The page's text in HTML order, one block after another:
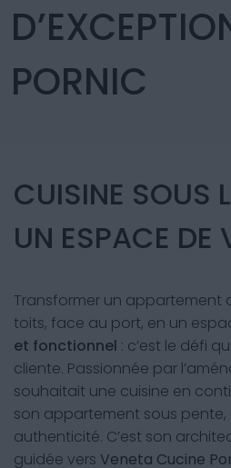
PORNIC
CUISINE SOUS
UN ESPACE DE
Transformer un appartement
toits, face au port, en un
et fonctionnel : c’est le défi
cliente. Passionnée par
souhaitait une cuisine en
son appartement sous
authenticité. C’est son
guidée vers Veneta Cucine